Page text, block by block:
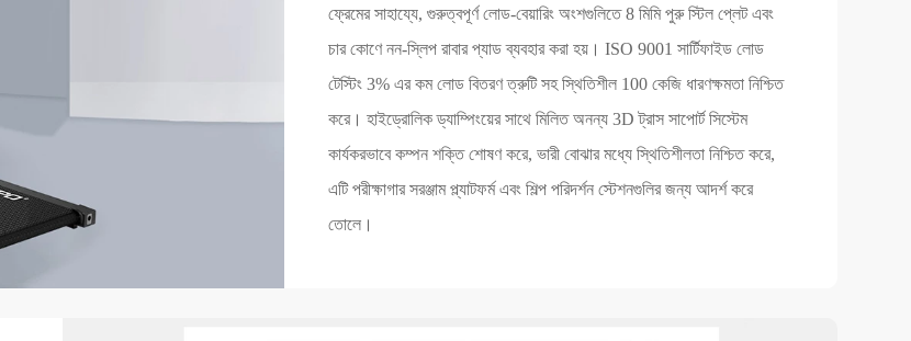
ফ্রেমের সাহায্যে, গুরুত্বপূর্ণ লোড-বেয়ারিং অংশগুলিতে 8 মিমি পুরু স্টিল প্লেট এবং
চার কোণে নন-স্লিপ রাবার প্যাড ব্যবহার করা হয়। ISO 9001 সার্টিফাইড লোড
টেস্টিং 3% এর কম লোড বিতরণ ত্রুটি সহ স্থিতিশীল 100 কেজি ধারণক্ষমতা নিশ্চিত
করে। হাইড্রোলিক ড্যাম্পিংয়ের সাথে মিলিত অনন্য 3D ট্রাস সাপোর্ট সিস্টেম
কার্যকরভাবে কম্পন শক্তি শোষণ করে, ভারী বোঝার মধ্যে স্থিতিশীলতা নিশ্চিত করে,
এটি পরীক্ষাগার সরঞ্জাম প্ল্যাটফর্ম এবং শিল্প পরিদর্শন স্টেশনগুলির জন্য আদর্শ করে
তোলে।